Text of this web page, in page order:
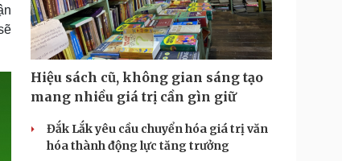
nghiệp 24h
nhân
đồng
Tin Công nghệ
Trải nghiệm
Chuyển đổi số
Podcast
Câu chuyện thời sự
Đọc truyện đêm khuya
Cửa sổ tình yêu
Hiệu sách cũ, không gian sáng tạo
mang nhiều giá trị cần gìn giữ
Đắk Lắk yêu cầu chuyển hóa giá trị văn
hóa thành động lực tăng trưởng